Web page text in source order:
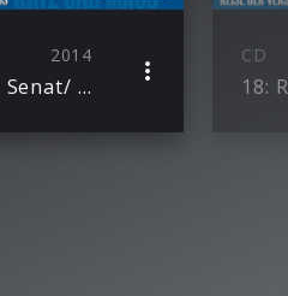
2014
19: Mord im Senat/ Katz und Maus
CD